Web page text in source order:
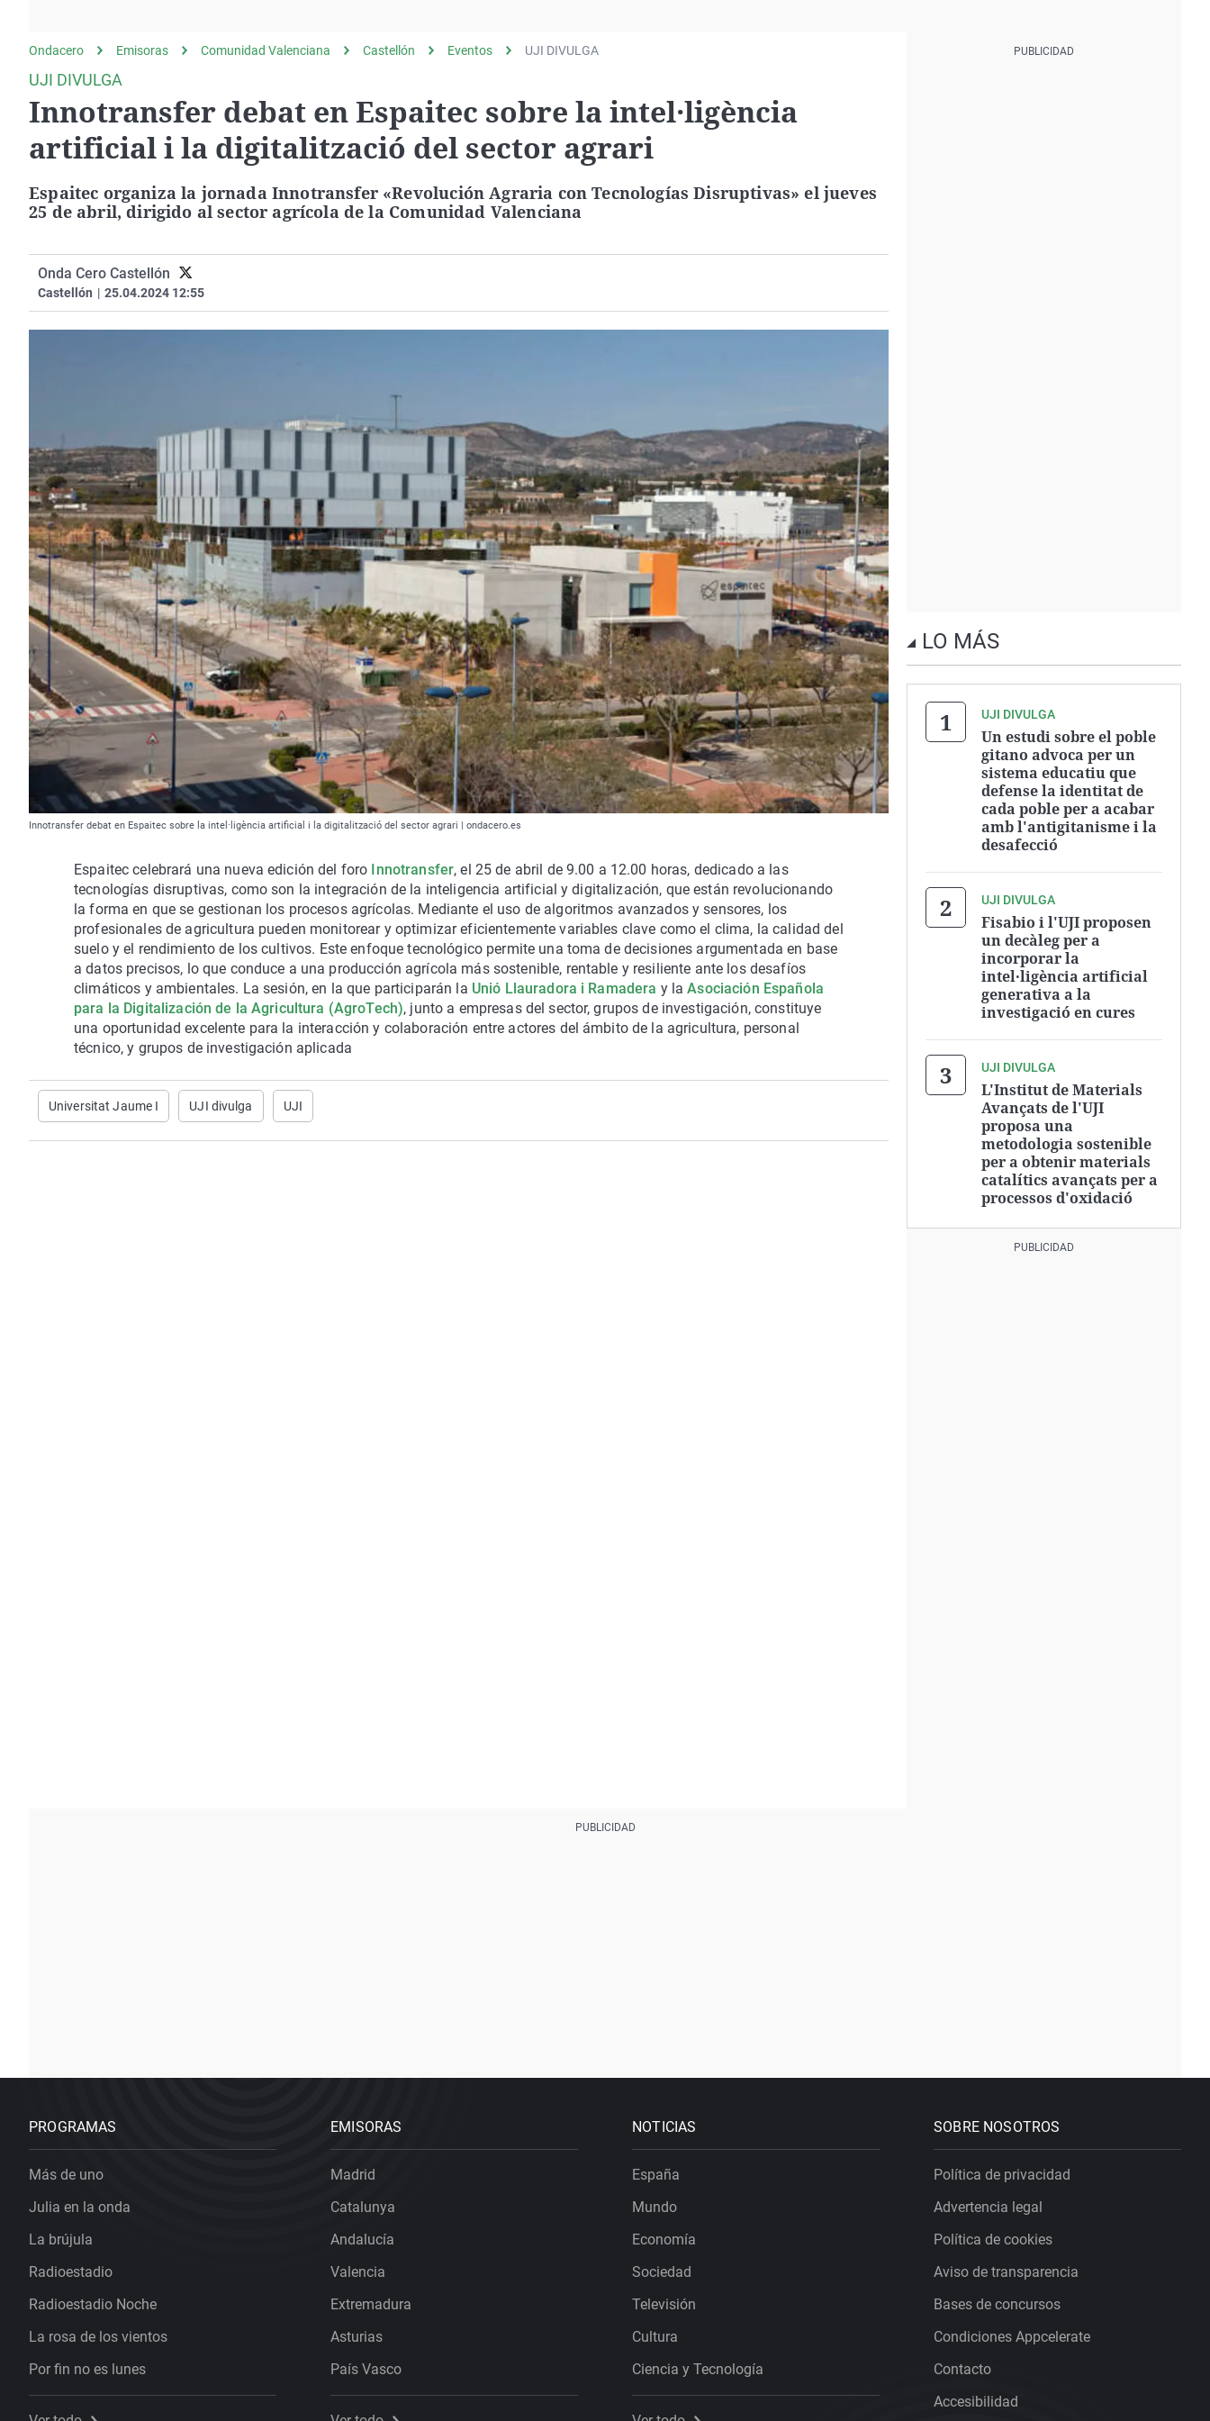
Operación Viuda
Negra
Navarra
Ondacero Emisoras Comunidad Valenciana Castellón Eventos UJI DIVULGA
UJI DIVULGA
Innotransfer debat en Espaitec sobre la intel·ligència
artificial i la digitalització del sector agrari
Espaitec organiza la jornada Innotransfer «Revolución Agraria con Tecnologías Disruptivas» el jueves
25 de abril, dirigido al sector agrícola de la Comunidad Valenciana
Onda Cero Castellón
Castellón | 25.04.2024 12:55
Innotransfer debat en Espaitec sobre la intel·ligència artificial i la digitalització del sector agrari | ondacero.es
Espaiteccelebrará una nueva edición del foro Innotransfer, el 25 de abril de 9.00 a 12.00 horas, dedicado a las
tecnologías disruptivas, como son la integración de la inteligencia artificial y digitalización, que están revolucionando
la forma en que se gestionan los procesos agrícolas. Mediante el uso de algoritmos avanzados y sensores, los
profesionales de agricultura pueden monitorear y optimizar eficientemente variables clave como el clima, la calidad del
suelo y el rendimiento de los cultivos. Este enfoque tecnológico permite una toma de decisiones argumentada en base
a datos precisos, lo que conduce a una producción agrícola más sostenible, rentable y resiliente ante los desafíos
climáticos y ambientales. La sesión, en la que participarán la Unió Llauradora i Ramadera y laAsociación Española
para la Digitalización de la Agricultura (AgroTech), junto a empresas del sector, grupos de investigación, constituye
una oportunidad excelente para la interacción y colaboración entre actores del ámbito de la agricultura, personal
técnico, y grupos de investigación aplicada
Universitat Jaume I UJI divulga UJI
LO MÁS
UJI DIVULGA
Un estudi sobre el poble
gitano advoca per un
sistema educatiu que
defense la identitat de
cada poble per a acabar
amb l'antigitanisme i la
desafecció
UJI DIVULGA
Fisabio i l'UJI proposen
un decàleg per a
incorporar la
intel·ligència artificial
generativa a la
investigació en cures
UJI DIVULGA
L'Institut de Materials
Avançats de l'UJI
proposa una
metodologia sostenible
per a obtenir materials
catalítics avançats per a
processos d'oxidació
PROGRAMAS
Más de uno
Julia en la onda
La brújula
Radioestadio
Radioestadio Noche
La rosa de los vientos
Por fin no es lunes
EMISORAS
Madrid
Catalunya
Andalucía
Valencia
Extremadura
Asturias
País Vasco
NOTICIAS
España
Mundo
Economía
Sociedad
Televisión
Cultura
Ciencia y Tecnología
SOBRE NOSOTROS
Política de privacidad
Advertencia legal
Política de cookies
Aviso de transparencia
Bases de concursos
Condiciones Appcelerate
Contacto
Accesibilidad